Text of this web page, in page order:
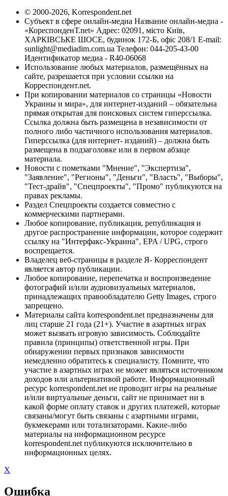
© 2000-2026, Korrespondent.net
Субъект в сфере онлайн-медиа Название онлайн-медиа -
«КореспонденТ.net» Адрес: 02091, місто Київ,
ХАРКІВСЬКЕ ШОСЕ, будинок 172-Б, офіс 208/1 E-mail:
sunlight@mediadim.com.ua Телефон: 044-205-43-00
Идентификатор медиа - R40-06068
Использование любых материалов, размещённых на
сайте, разрешается при условии ссылки на
Корреспондент.net.
При копировании материалов со страницы «Новости
Украины и мира», для интернет-изданий – обязательна
прямая открытая для поисковых систем гиперссылка.
Ссылка должна быть размещена в независимости от
полного либо частичного использования материалов.
Гиперссылка (для интернет- изданий) – должна быть
размещена в подзаголовке или в первом абзаце
материала.
Новости с пометками "Мнение", "Экспертиза",
"Заявление", "Регионы", "Деньги", "Власть", "Выборы",
"Тест-драйв", "Спецпроекты", "Промо" публикуются на
правах рекламы.
Раздел Спецпроекты создается совместно с
коммерческими партнерами.
Любое копирование, публикация, републикация и
другое распространение информации, которое содержит
ссылку на "Интерфакс-Украина", EPA / UPG, строго
воспрещается.
Владелец веб-страницы в разделе Я- Корреспондент
является автор публикации.
Любое копирование, перепечатка и воспроизведение
фотографий и/или аудиовизуальных материалов,
принадлежащих правообладателю Getty Images, строго
запрещено.
Материалы сайта korrespondent.net предназначены для
лиц старше 21 года (21+). Участие в азартных играх
может вызвать игровую зависимость. Соблюдайте
правила (принципы) ответственной игры. При
обнаружении первых признаков зависимости
немедленно обратитесь к специалисту. Помните, что
участие в азартных играх не может являться источником
доходов или альтернативой работе. Информационный
ресурс korrespondent.net не проводит игры на реальные
и/или виртуальные деньги, сайт не принимает ни в
какой форме оплату ставок и других платежей, которые
связаны/могут быть связаны с азартными играми,
букмекерами или тотализаторами. Какие-либо
материалы на информационном ресурсе
korrespondent.net публикуются исключительно в
информационных целях.
X
Ошибка